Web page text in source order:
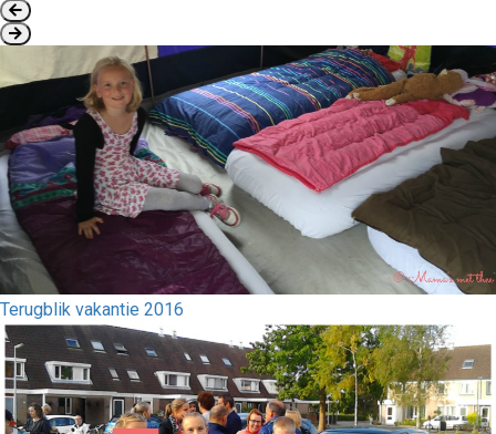
Terugblik vakantie 2016